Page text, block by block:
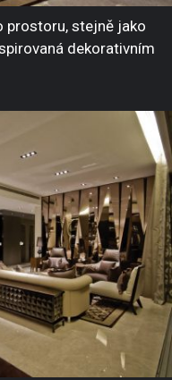
prostoru, stejně jako
dekorativním